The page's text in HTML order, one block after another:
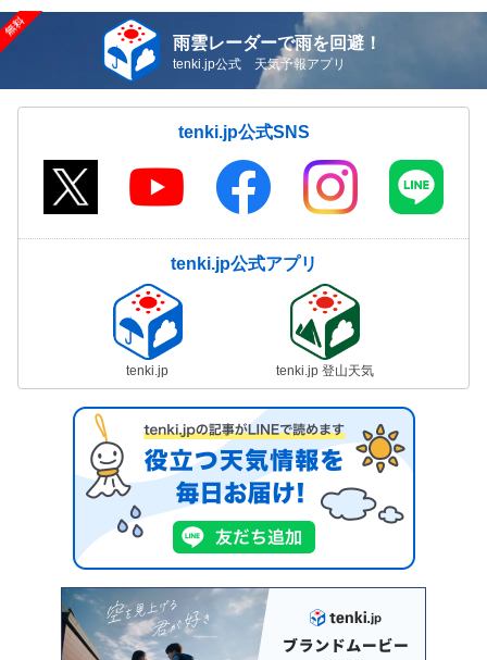
雨雲レーダーで雨を回避！
tenki.jp公式 天気予報アプリ
tenki.jp公式SNS
tenki.jp公式アプリ
tenki.jp tenki.jp 登山天気